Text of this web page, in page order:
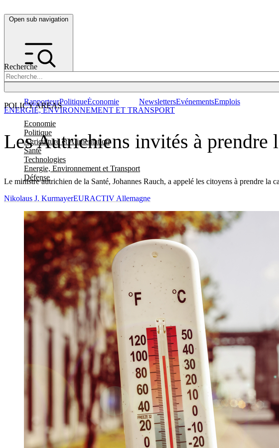
Open sub navigation
Recherche
POLICY AREAS
Economie
Politique
Agriculture et Alimentation
Santé
Technologies
Energie, Environnement et Transport
Défense
RapporteurPolitiqueÉconomie NewslettersEvénementsEmplois
Les Autrichiens invités à prendre
Le ministre autrichien de la Santé, Johannes Rauch, a appelé les citoyens à prendre la
ENERGIE, ENVIRONNEMENT ET TRANSPORT
Nikolaus J. KurmayerEURACTIV Allemagne